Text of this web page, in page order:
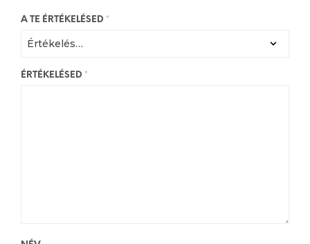
A TE ÉRTÉKELÉSED *
ÉRTÉKELÉSED *